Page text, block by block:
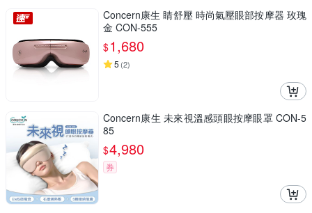
Concern康生 睛舒壓 時尚氣壓眼部按摩器 玫瑰
金 CON-555
$1,680
5 (2)
Concern康生 未來視溫感頭眼按摩眼罩 CON-5
85
$4,980
券